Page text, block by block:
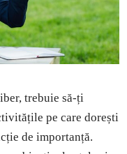
trebuie să-ți
pe care dorești
de importanță.